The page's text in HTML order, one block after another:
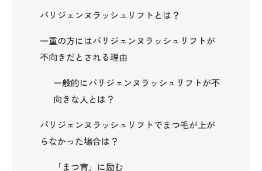
パリジェンヌラッシュリフトとは？
一重の方にはパリジェンヌラッシュリフトが
不向きだとされる理由
一般的にパリジェンヌラッシュリフトが不
向きな人とは？
パリジェンヌラッシュリフトでまつ毛が上が
らなかった場合は？
「まつ育」に励む